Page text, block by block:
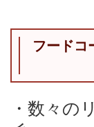
フードコ
・数々の